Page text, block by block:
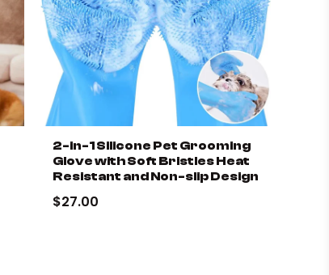
2-in-1 Silicone Pet Grooming
Glove with Soft Bristles Heat
Resistant and Non-slip Design
$27.00